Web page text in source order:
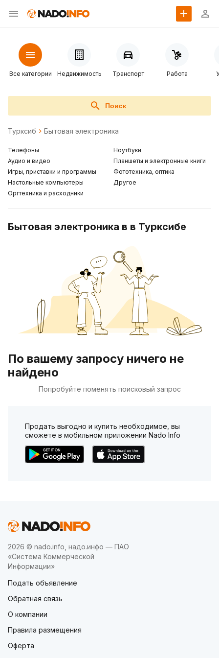
Все категории Недвижимость Транспорт Работа
Поиск
Турксиб Бытовая электроника
Телефоны
Аудио и видео
Игры, приставки и программы
Настольные компьютеры
Оргтехника и расходники
Ноутбуки
Планшеты и электронные книги
Фототехника, оптика
Другое
Бытовая электроника в в Турксибе
По вашему запросу ничего не
найдено
Попробуйте поменять поисковый запрос
Продать выгодно и купить необходимое, вы
сможете в мобильном приложении Nado Info
2026 © nado.info, надо.инфо — ПАО
«Система Коммерческой
Информации»
Подать объявление
Обратная связь
О компании
Правила размещения
Оферта